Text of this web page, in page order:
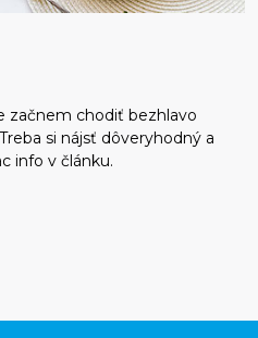
začnem chodiť bezhlavo
si nájsť dôveryhodný a
info v článku.